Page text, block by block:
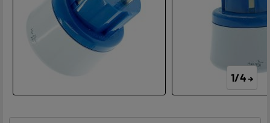
page.
1/4